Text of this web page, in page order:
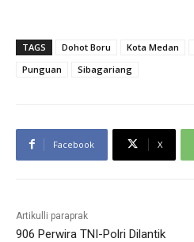
TAGS Dohot Boru Kota Medan
Punguan
Sibagariang
Facebook X
Artikulli paraprak
906 Perwira TNI-Polri Dilantik